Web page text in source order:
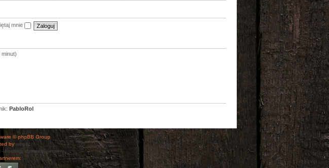
mnie
PabloRol
© phpBB Group
by weeb
hosting, domeny, serwery